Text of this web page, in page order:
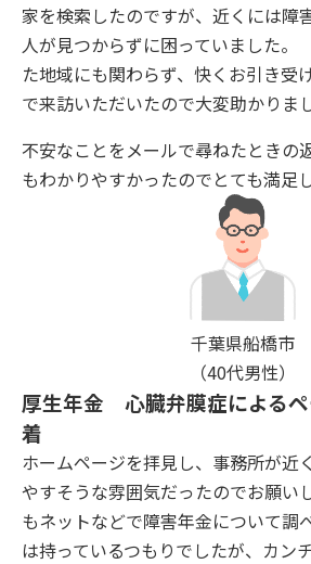
家を検索したのですが、近くには障
人が見つからずに困っていました
た地域にも関わらず、快くお引き受
で来訪いただいたので大変助かりま
不安なことをメールで尋ねたときの
もわかりやすかったのでとても満足
千葉県船橋市
（40代男性）
厚生年金 心臓弁膜症による
着
ホームページを拝見し、事務所が近
やすそうな雰囲気だったのでお願
もネットなどで障害年金について調
は持っているつもりでしたが、カン